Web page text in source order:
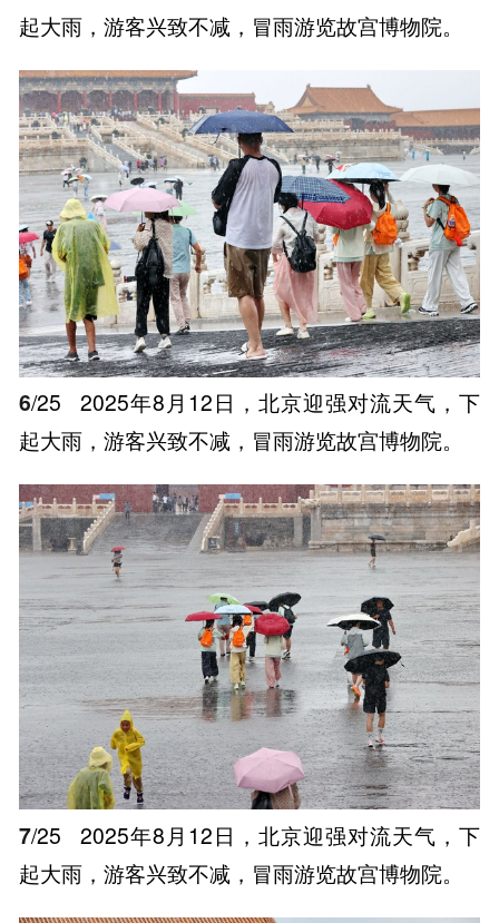
起大雨，游客兴致不减，冒雨游览故宫博物院。
6/25
2025年8月12日，北京迎强对流天气，下
起大雨，游客兴致不减，冒雨游览故宫博物院。
7/25
2025年8月12日，北京迎强对流天气，下
起大雨，游客兴致不减，冒雨游览故宫博物院。